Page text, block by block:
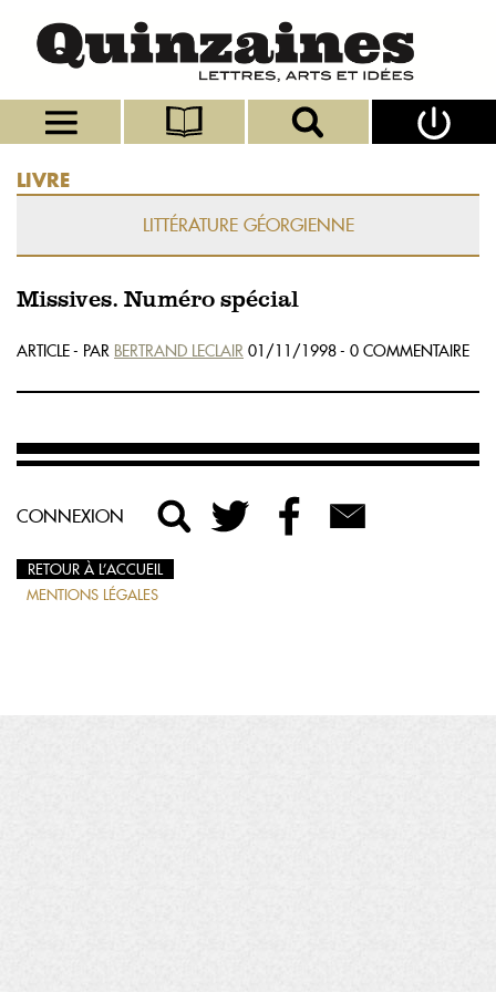
LIVRE
LITTÉRATURE GÉORGIENNE
Missives. Numéro spécial
ARTICLE - PAR BERTRAND LECLAIR 01/11/1998 - 0 COMMENTAIRE
CONNEXION
RETOUR À L’ACCUEIL
MENTIONS LÉGALES